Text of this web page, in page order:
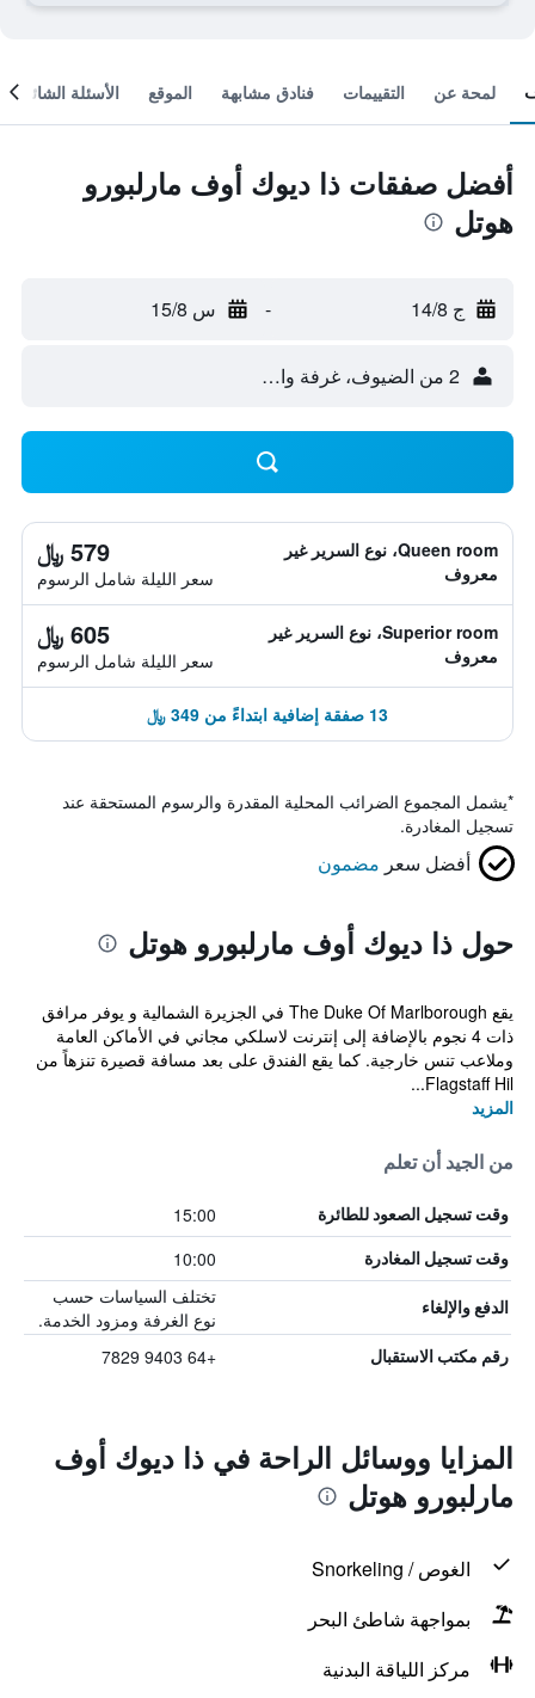
لمحة عن التقييمات فنادق مشابهة الموقع الأسئلة الشائعة
أفضل صفقات ذا ديوك أوف مارلبورو
هوتل
ج 14/8 - س 15/8
2 من الضيوف، غرفة واحدة
Queen room، نوع السرير غير
معروف
579 ﷼
سعر الليلة شامل الرسوم
Superior room، نوع السرير غير
معروف
605 ﷼
سعر الليلة شامل الرسوم
13 صفقة إضافية ابتداءً من 349 ﷼
*يشمل المجموع الضرائب المحلية المقدرة والرسوم المستحقة عند
تسجيل المغادرة.
أفضل سعر مضمون
حول ذا ديوك أوف مارلبورو هوتل
يقع The Duke Of Marlborough في الجزيرة الشمالية و يوفر مرافق
ذات 4 نجوم بالإضافة إلى إنترنت لاسلكي مجاني في الأماكن العامة
وملاعب تنس خارجية. كما يقع الفندق على بعد مسافة قصيرة تنزهاً من
Flagstaff Hil...
المزيد
من الجيد أن تعلم
وقت تسجيل الصعود للطائرة 15:00
وقت تسجيل المغادرة 10:00
الدفع والإلغاء
تختلف السياسات حسب
نوع الغرفة ومزود الخدمة.
رقم مكتب الاستقبال +64 9403 7829
المزايا ووسائل الراحة في ذا ديوك أوف
مارلبورو هوتل
الغوص / Snorkeling
بمواجهة شاطئ البحر
مركز اللياقة البدنية